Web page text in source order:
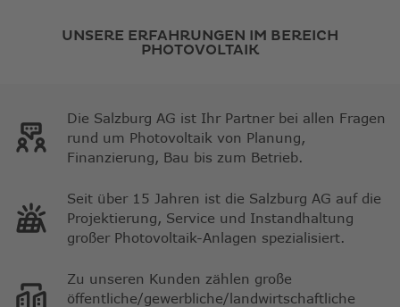
UNSERE ERFAHRUNGEN IM BEREICH
PHOTOVOLTAIK
Die Salzburg AG ist Ihr Partner bei allen Fragen
rund um Photovoltaik von Planung,
Finanzierung, Bau bis zum Betrieb.
Seit über 15 Jahren ist die Salzburg AG auf die
Projektierung, Service und Instandhaltung
großer Photovoltaik-Anlagen spezialisiert.
Zu unseren Kunden zählen große
öffentliche/gewerbliche/landwirtschaftliche